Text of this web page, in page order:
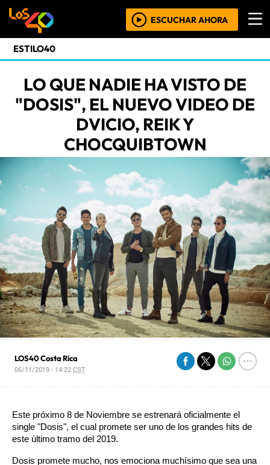
ESCUCHAR AHORA
ESTILO40
LO QUE NADIE HA VISTO DE
"DOSIS", EL NUEVO VIDEO DE
DVICIO, REIK Y
CHOCQUIBTOWN
LOS40 Costa Rica
06/11/2019 - 14:22CST
Este próximo 8 de Noviembre se estrenará oficialmente el
single "Dosis", el cual promete ser uno de los grandes hits de
este último tramo del 2019.
Dosis promete mucho, nos emociona muchísimo que sea una